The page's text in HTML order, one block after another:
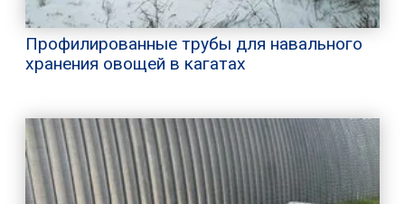
Профилированные трубы для навального
хранения овощей в кагатах